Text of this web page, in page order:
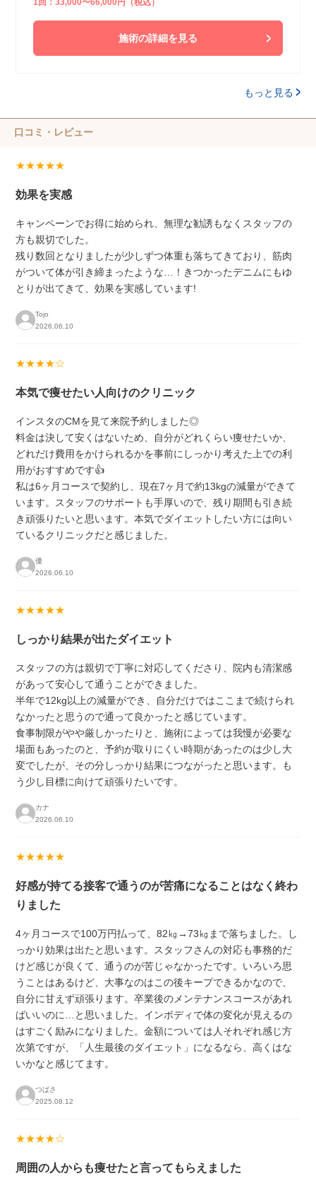
1回：33,000〜66,000円（税込）
施術の詳細を見る
もっと見る
口コミ・レビュー
★★★★★
効果を実感
キャンペーンでお得に始められ、無理な勧誘もなくスタッフの
方も親切でした。
残り数回となりましたが少しずつ体重も落ちてきており、筋肉
がついて体が引き締まったような…！きつかったデニムにもゆ
とりが出てきて、効果を実感しています!
Tojo
2026.06.10
★★★★☆
本気で痩せたい人向けのクリニック
インスタのCMを見て来院予約しました◎
料金は決して安くはないため、自分がどれくらい痩せたいか、
どれだけ費用をかけられるかを事前にしっかり考えた上での利
用がおすすめです👍
私は6ヶ月コースで契約し、現在7ヶ月で約13kgの減量ができて
います。スタッフのサポートも手厚いので、残り期間も引き続
き頑張りたいと思います。本気でダイエットしたい方には向い
ているクリニックだと感じました。
優
2026.06.10
★★★★★
しっかり結果が出たダイエット
スタッフの方は親切で丁寧に対応してくださり、院内も清潔感
があって安心して通うことができました。
半年で12kg以上の減量ができ、自分だけではここまで続けられ
なかったと思うので通って良かったと感じています。
食事制限がやや厳しかったりと、施術によっては我慢が必要な
場面もあったのと、予約が取りにくい時期があったのは少し大
変でしたが、その分しっかり結果につながったと思います。も
う少し目標に向けて頑張りたいです。
カナ
2026.06.10
★★★★★
好感が持てる接客で通うのが苦痛になることはなく終わ
りました
4ヶ月コースで100万円払って、82㎏→73㎏まで落ちました。し
っかり効果は出たと思います。スタッフさんの対応も事務的だ
けど感じが良くて、通うのが苦じゃなかったです。いろいろ思
うことはあるけど、大事なのはこの後キープできるかなので、
自分に甘えず頑張ります。卒業後のメンテナンスコースがあれ
ばいいのに…と思いました。インボディで体の変化が見えるの
はすごく励みになりました。金額については人それぞれ感じ方
次第ですが、「人生最後のダイエット」になるなら、高くはな
いかなと感じてます。
つばさ
2025.08.12
★★★★☆
周囲の人からも痩せたと言ってもらえました